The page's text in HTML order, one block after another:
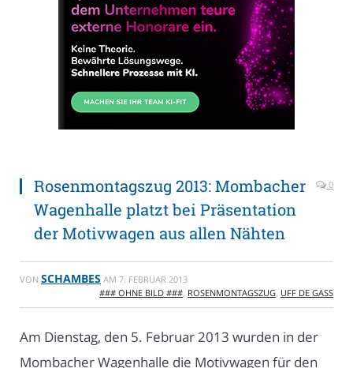
Rosenmontagszug 2013: Mombacher
Wagenhalle platzt bei Präsentation
der Motivwagen aus allen Nähten
0
VON SCHAMBES AM 7. FEBRUAR 2013
### OHNE BILD ###, ROSENMONTAGSZUG, UFF DE GASS
Am Dienstag, den 5. Februar 2013 wurden in der
Mombacher Wagenhalle die Motivwagen für den